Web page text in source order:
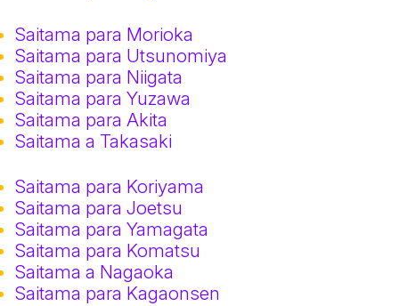
Saitama para Morioka
Saitama para Utsunomiya
Saitama para Niigata
Saitama para Yuzawa
Saitama para Akita
Saitama a Takasaki
Saitama para Koriyama
Saitama para Joetsu
Saitama para Yamagata
Saitama para Komatsu
Saitama a Nagaoka
Saitama para Kagaonsen